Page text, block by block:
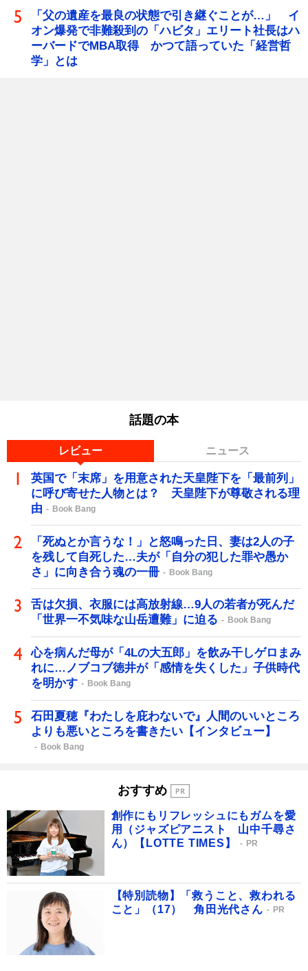
「父の遺産を最良の状態で引き継ぐことが…」 イ
オン爆発で非難殺到の「ハビタ」エリート社長はハ
ーバードでMBA取得 かつて語っていた「経営哲
学」とは
話題の本
レビュー ニュース
英国で「末席」を用意された天皇陛下を「最前列」
に呼び寄せた人物とは？ 天皇陛下が尊敬される理
由
Book Bang
「死ぬとか言うな！」と怒鳴った日、妻は2人の子
を残して自死した…夫が「自分の犯した罪や愚か
さ」に向き合う魂の一冊
Book Bang
舌は欠損、衣服には高放射線…9人の若者が死んだ
「世界一不気味な山岳遭難」に迫る
Book Bang
心を病んだ母が「4Lの大五郎」を飲み干しゲロまみ
れに…ノブコブ徳井が「感情を失くした」子供時代
を明かす
Book Bang
石田夏穂『わたしを庇わないで』人間のいいところ
よりも悪いところを書きたい【インタビュー】
Book Bang
おすすめ
創作にもリフレッシュにもガムを愛
用（ジャズピアニスト 山中千尋さ
ん）【LOTTE TIMES】
PR
【特別読物】「救うこと、救われる
こと」（17） 角田光代さん
PR